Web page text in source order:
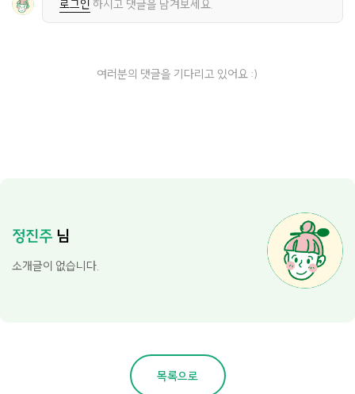
로그인 하시고 댓글을 남겨보세요.
여러분의 댓글을 기다리고 있어요 :)
정진주 님
소개글이 없습니다.
목록으로